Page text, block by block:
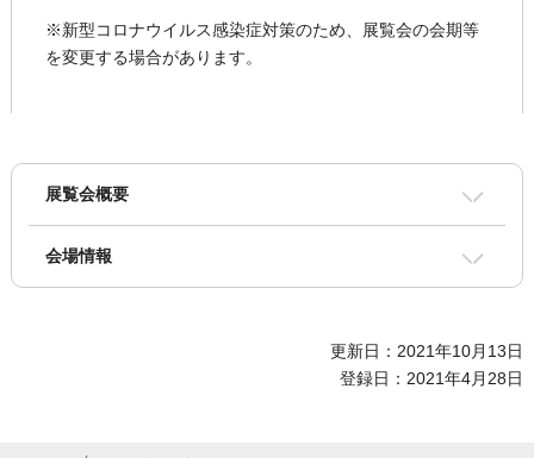
※新型コロナウイルス感染症対策のため、展覧会の会期等
を変更する場合があります。
展覧会概要
会場情報
更新日：2021年10月13日
登録日：2021年4月28日